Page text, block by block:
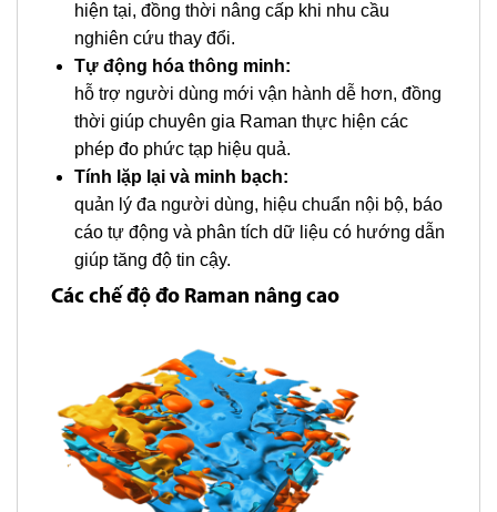
hiện tại, đồng thời nâng cấp khi nhu cầu
nghiên cứu thay đổi.
Tự động hóa thông minh:
hỗ trợ người dùng mới vận hành dễ hơn, đồng
thời giúp chuyên gia Raman thực hiện các
phép đo phức tạp hiệu quả.
Tính lặp lại và minh bạch:
quản lý đa người dùng, hiệu chuẩn nội bộ, báo
cáo tự động và phân tích dữ liệu có hướng dẫn
giúp tăng độ tin cậy.
Các chế độ đo Raman nâng cao